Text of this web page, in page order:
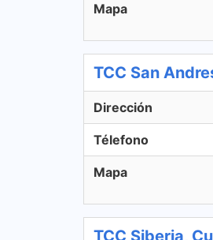
Mapa
TCC San
Dirección
Télefono
Mapa
TCC Siberia,